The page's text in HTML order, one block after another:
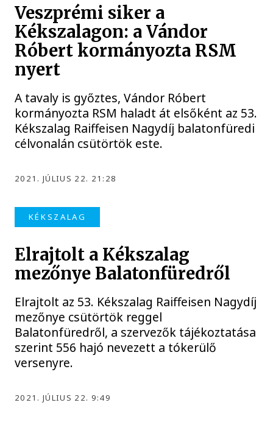
Veszprémi siker a
Kékszalagon: a Vándor
Róbert kormányozta RSM
nyert
A tavaly is győztes, Vándor Róbert
kormányozta RSM haladt át elsőként az 53.
Kékszalag Raiffeisen Nagydíj balatonfüredi
célvonalán csütörtök este.
2021. JÚLIUS 22. 21:28
KÉKSZALAG
Elrajtolt a Kékszalag
mezőnye Balatonfüredről
Elrajtolt az 53. Kékszalag Raiffeisen Nagydíj
mezőnye csütörtök reggel
Balatonfüredről, a szervezők tájékoztatása
szerint 556 hajó nevezett a tókerülő
versenyre.
2021. JÚLIUS 22. 9:49